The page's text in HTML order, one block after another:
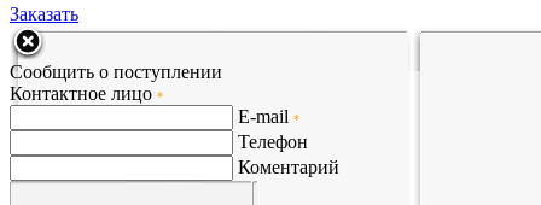
Заказать
Сообщить о поступлении
Контактное лицо *
E-mail *
Телефон
Коментарий